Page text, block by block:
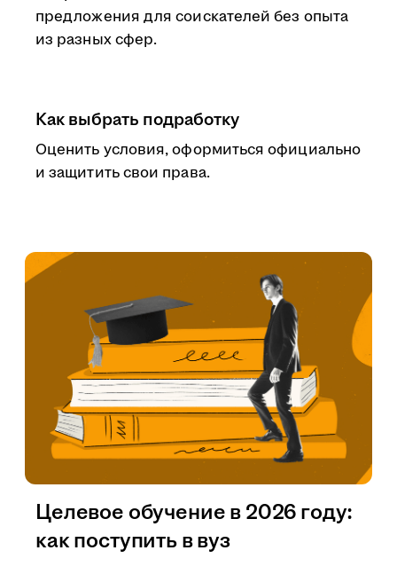
предложения для соискателей без опыта
из разных сфер.
Как выбрать подработку
Оценить условия, оформиться официально
и защитить свои права.
Целевое обучение в 2026 году:
как поступить в вуз